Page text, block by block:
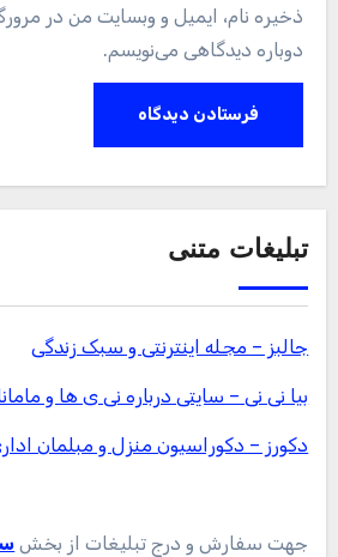
ذخیره نام، ایمیل و وبسایت من در
دوباره دیدگاهی می‌نویسم.
تبلیغات متنی
جالبز – مجله اینترنتی و سبک زندگی
بیا نی نی – سایتی درباره نی ی ها و
دکورز – دکوراسیون منزل و مبلمان
جهت سفارش و درج تبلیغات از بخش